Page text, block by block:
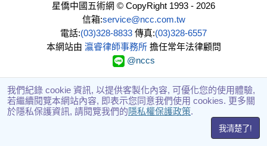
星僑中國五術網 © CopyRight 1993 - 2026
信箱:service@ncc.com.tw
電話:(03)328-8833 傳真:(03)328-6557
本網站由 瀛睿律師事務所擔任常年法律顧問
@nccs
我們紀錄 cookie 資訊, 以提供客製化內容, 可優化您的使用體驗,
若繼續閱覽本網站內容, 即表示您同意我們使用 cookies. 更多關
於隱私保護資訊, 請閱覽我們的隱私權保護政策.
我清楚了!